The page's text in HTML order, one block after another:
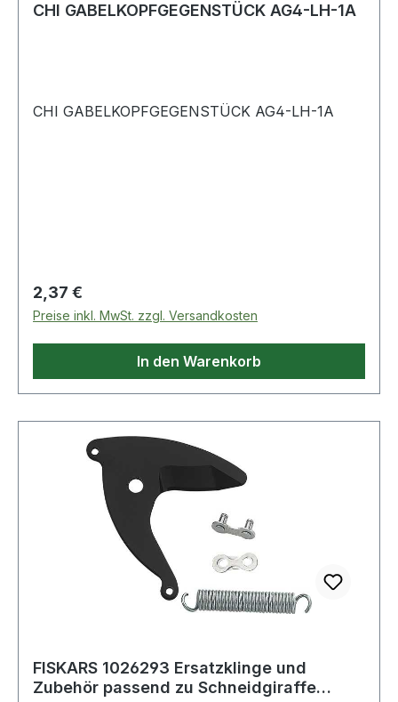
CHI GABELKOPFGEGENSTÜCK AG4-LH-1A
CHI GABELKOPFGEGENSTÜCK AG4-LH-1A
Regulärer Preis:
2,37 €
Preise inkl. MwSt. zzgl. Versandkosten
In den Warenkorb
FISKARS 1026293 Ersatzklinge und
Zubehör passend zu Schneidgiraffe